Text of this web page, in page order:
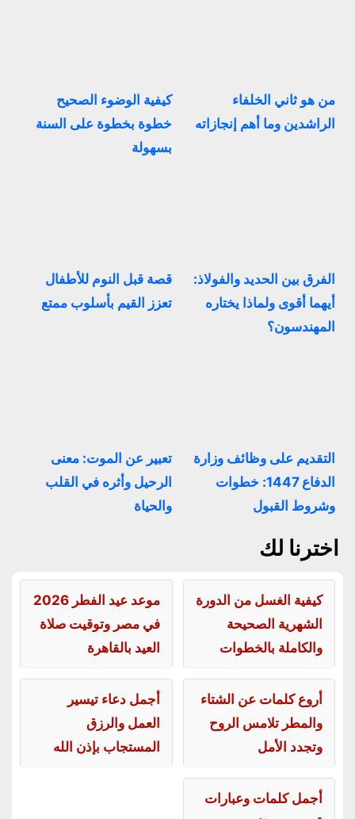
من هو ثاني الخلفاء
الراشدين وما أهم إنجازاته
كيفية الوضوء الصحيح
خطوة بخطوة على السنة
بسهولة
الفرق بين الحديد والفولاذ:
أيهما أقوى ولماذا يختاره
المهندسون؟
قصة قبل النوم للأطفال
تعزز القيم بأسلوب ممتع
التقديم على وظائف وزارة
الدفاع 1447: خطوات
وشروط القبول
تعبير عن الموت: معنى
الرحيل وأثره في القلب
والحياة
اخترنا لك
كيفية الغسل من الدورة
الشهرية الصحيحة
والكاملة بالخطوات
موعد عيد الفطر 2026
في مصر وتوقيت صلاة
العيد بالقاهرة
أروع كلمات عن الشتاء
والمطر تلامس الروح
وتجدد الأمل
أجمل دعاء تيسير
العمل والرزق
المستجاب بإذن الله
أجمل كلمات وعبارات